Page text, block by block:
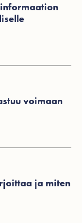
ja miten
voimaan